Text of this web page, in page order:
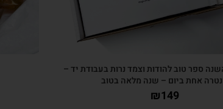
ספר טוב להודות וצמד נרות בעבודת יד –
אחת ביום – שנה מלאה בטוב
₪149